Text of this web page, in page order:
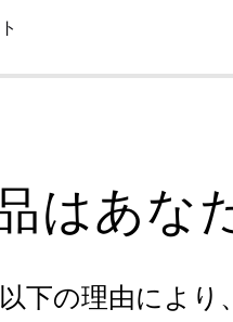
はあな
下の理由により